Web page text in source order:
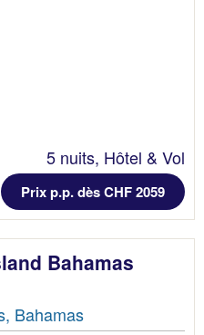
5 nuits, Hôtel & Vol
Prix p.p. dès CHF 2059
Bahamas
Bahamas